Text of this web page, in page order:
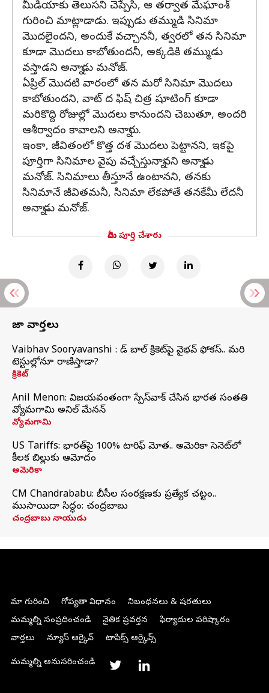
మీడియాకు తెలుసని చెప్పేసి, ఆ తర్వాత మేఘాంశ్
గురించి మాట్లాడాడు. ఇప్పుడు తమ్ముడి సినిమా
మొదలైందని, అందుకే వచ్చాననీ, త్వరలో తన సినిమా
కూడా మొదలు కాబోతుందనీ, అక్కడికి తమ్ముడు
వస్తాడని అన్నాడు మనోజ్.
ఏప్రిల్ మొదటి వారంలో తన మరో సినిమా మొదలు
కాబోతుందని, వాట్ ద ఫిష్ చిత్ర షూటింగ్ కూడా
మరికొద్ది రోజుల్లో మొదలు కానుందని చెబుతూ, అందరి
ఆశీర్వాదం కావాలని అన్నారు.
ఇంకా, జీవితంలో కొత్త దశ మొదలు పెట్టానని, ఇకపై
పూర్తిగా సినిమాల వైపు వచ్చేస్తున్నానని అన్నాడు
మనోజ్. సినిమాలు తీస్తూనే ఉంటానని, తనకు
సినిమానే జీవితమనీ, సినిమా లేకపోతే తనకేమీ లేదనీ
అన్నాడు మనోజ్.
మీరు పూర్తి చేశారు
తాజా వార్తలు
Vaibhav Sooryavanshi : రెడ్ బాల్ క్రికెట్‌పై వైభవ్ ఫోకస్.. మరి
టెస్టుల్లోనూ రాణిస్తాడా?
క్రికెట్
Anil Menon: విజయవంతంగా స్పేస్‌వాక్‌ చేసిన భారత సంతతి
వ్యోమగామి అనిల్‌ మేనన్
వ్యోమగామి
US Tariffs: భారత్‌పై 100% టారిఫ్‌ మోత.. అమెరికా సెనెట్‌లో
కీలక బిల్లుకు ఆమోదం
అమెరికా
CM Chandrababu: బీసీల సంరక్షణకు ప్రత్యేక చట్టం..
ముసాయిదా సిద్ధం: చంద్రబాబు
చంద్రబాబు నాయుడు
మా గురించి గోప్యతా విధానం
నిబంధనలు & షరతులు
మమ్మల్ని సంప్రదించండి
నైతిక ప్రవర్తన
ఫిర్యాదుల పరిష్కారం
వార్తలు
న్యూస్ ఆర్కైవ్ టాపిక్స్ ఆర్కైవ్స్
మమ్మల్ని అనుసరించండి